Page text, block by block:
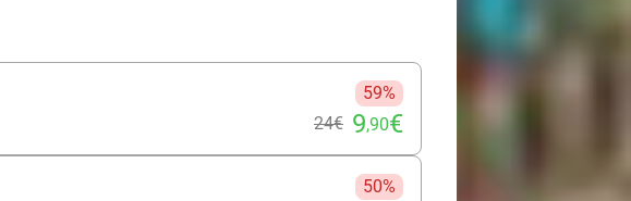
59%
24€ 9,90€
50%